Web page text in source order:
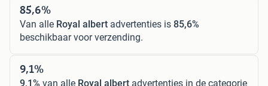
85,6%
Van alle Royal albert advertenties is 85,6%
beschikbaar voor verzending.
9,1%
9,1% van alle Royal albert advertenties in de categorie